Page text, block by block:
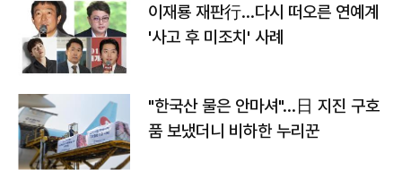
이재룡 재판行…다시 떠오른 연예계
'사고 후 미조치' 사례
"한국산 물은 안마셔"…日 지진 구호
품 보냈더니 비하한 누리꾼